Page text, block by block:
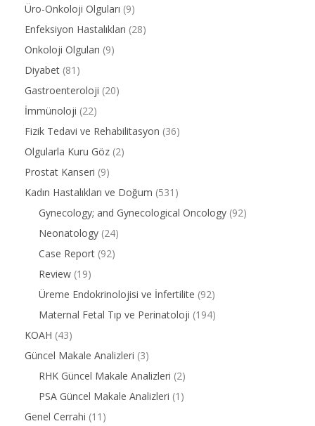
Üro-Onkoloji Olguları (9)
Enfeksiyon Hastalıkları (28)
Onkoloji Olguları (9)
Diyabet (81)
Gastroenteroloji (20)
İmmünoloji (22)
Fizik Tedavi ve Rehabilitasyon (36)
Olgularla Kuru Göz (2)
Prostat Kanseri (9)
Kadın Hastalıkları ve Doğum (531)
Gynecology; and Gynecological Oncology (92)
Neonatology (24)
Case Report (92)
Review (19)
Üreme Endokrinolojisi ve İnfertilite (92)
Maternal Fetal Tıp ve Perinatoloji (194)
KOAH (43)
Güncel Makale Analizleri (3)
RHK Güncel Makale Analizleri (2)
PSA Güncel Makale Analizleri (1)
Genel Cerrahi (11)